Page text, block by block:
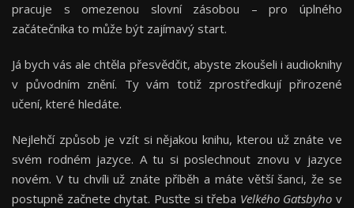
pracuje s omezenou slovní zásobou – pro úplného
začátečníka to může být zajímavý start.
Já bych vás ale chtěla přesvědčit, abyste zkoušeli i audioknihy
v původním znění. Ty vám totiž zprostředkují přirozené
učení, které hledáte.
Nejlehčí způsob je vzít si nějakou knihu, kterou už znáte ve
svém rodném jazyce. A tu si poslechnout znovu v jazyce
novém. V tu chvíli už znáte příběh a máte větší šanci, že se
postupně začnete chytat. Pusťte si třeba Velkého Gatsbyho v